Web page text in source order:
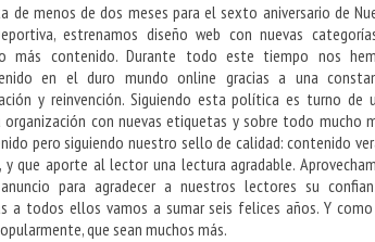
de menos de dos meses para el sexto aniversario de
estrenamos diseño web con nuevas
más contenido. Durante todo este tiempo nos
en el duro mundo online gracias a una
y reinvención. Siguiendo esta política es turno de
organización con nuevas etiquetas y sobre todo mucho
pero siguiendo nuestro sello de calidad: contenido
y que aporte al lector una lectura agradable.
para agradecer a nuestros lectores su
a todos ellos vamos a sumar seis felices años. Y
que sean muchos más.